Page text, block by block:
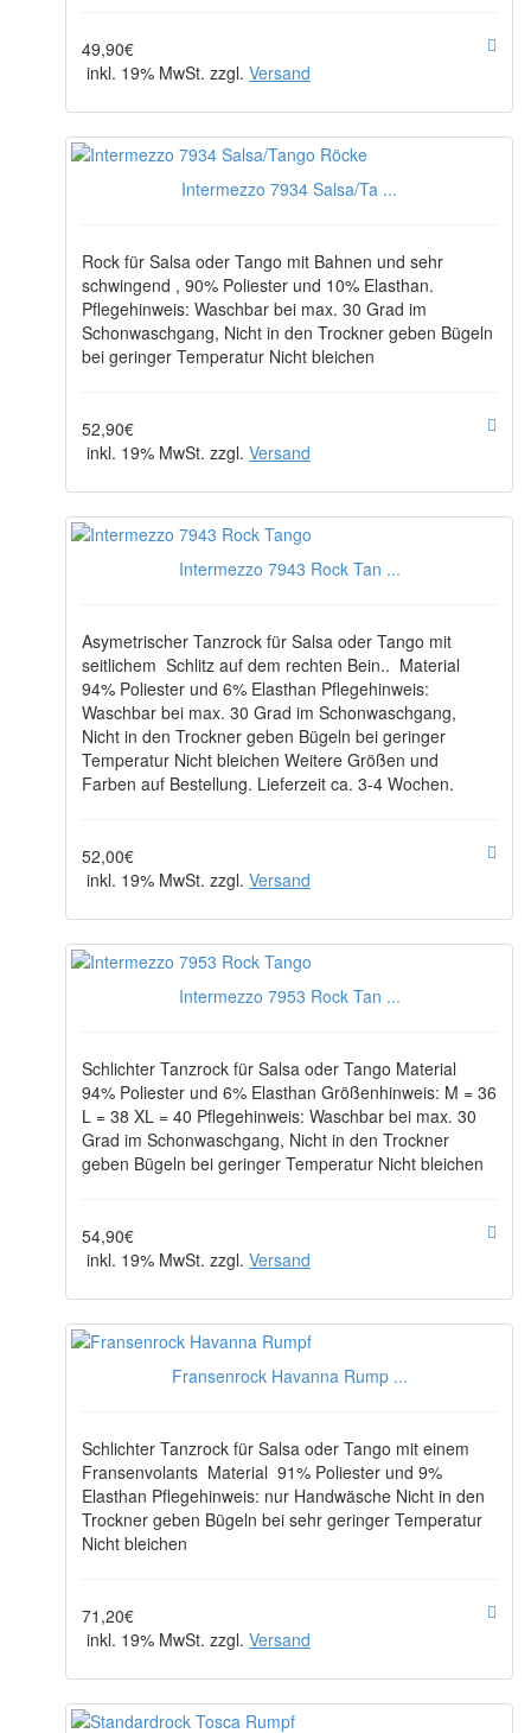
49,90€
inkl. 19% MwSt. zzgl. Versand
Intermezzo 7934 Salsa/Ta ...
Rock für Salsa oder Tango mit Bahnen und sehr
schwingend , 90% Poliester und 10% Elasthan.
Pflegehinweis: Waschbar bei max. 30 Grad im
Schonwaschgang, Nicht in den Trockner geben Bügeln
bei geringer Temperatur Nicht bleichen
52,90€
inkl. 19% MwSt. zzgl. Versand
Intermezzo 7943 Rock Tan ...
Asymetrischer Tanzrock für Salsa oder Tango mit
seitlichem Schlitz auf dem rechten Bein.. Material
94% Poliester und 6% Elasthan Pflegehinweis:
Waschbar bei max. 30 Grad im Schonwaschgang,
Nicht in den Trockner geben Bügeln bei geringer
Temperatur Nicht bleichen Weitere Größen und
Farben auf Bestellung. Lieferzeit ca. 3-4 Wochen.
52,00€
inkl. 19% MwSt. zzgl. Versand
Intermezzo 7953 Rock Tan ...
Schlichter Tanzrock für Salsa oder Tango Material
94% Poliester und 6% Elasthan Größenhinweis: M = 36
L = 38 XL = 40 Pflegehinweis: Waschbar bei max. 30
Grad im Schonwaschgang, Nicht in den Trockner
geben Bügeln bei geringer Temperatur Nicht bleichen
54,90€
inkl. 19% MwSt. zzgl. Versand
Fransenrock Havanna Rump ...
Schlichter Tanzrock für Salsa oder Tango mit einem
Fransenvolants Material 91% Poliester und 9%
Elasthan Pflegehinweis: nur Handwäsche Nicht in den
Trockner geben Bügeln bei sehr geringer Temperatur
Nicht bleichen
71,20€
inkl. 19% MwSt. zzgl. Versand